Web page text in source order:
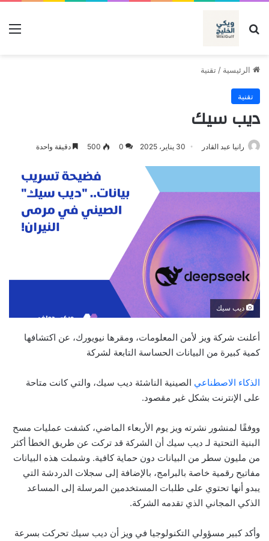
بحث عن
الرئيسية / تقنية
تقنية
ديب سيك
رانيا عبد القادر 30 يناير، 2025 0
500 دقيقة واحدة
ديب سيك
أعلنت شركة ويز لأمن المعلومات، ومقرها نيويورك، عن اكتشافها
كمية كبيرة من البيانات الحساسة التابعة لشركة
الذكاء الاصطناعي الصينية الناشئة ديب سيك، والتي كانت متاحة
على الإنترنت بشكل غير مقصود.
ووفقًا لمنشور نشرته ويز يوم الأربعاء الماضي، كشفت عمليات مسح
البنية التحتية لـ ديب سيك أن الشركة قد تركت عن طريق الخطأ أكثر
من مليون سطر من البيانات دون حماية كافية. وشملت هذه البيانات
مفاتيح رقمية خاصة بالبرامج، بالإضافة إلى سجلات الدردشة التي
يبدو أنها تحتوي على طلبات المستخدمين المرسلة إلى المساعد
الذكي المجاني الذي تقدمه الشركة.
وأكد كبير مسؤولي التكنولوجيا في ويز أن ديب سيك تحركت بسرعة